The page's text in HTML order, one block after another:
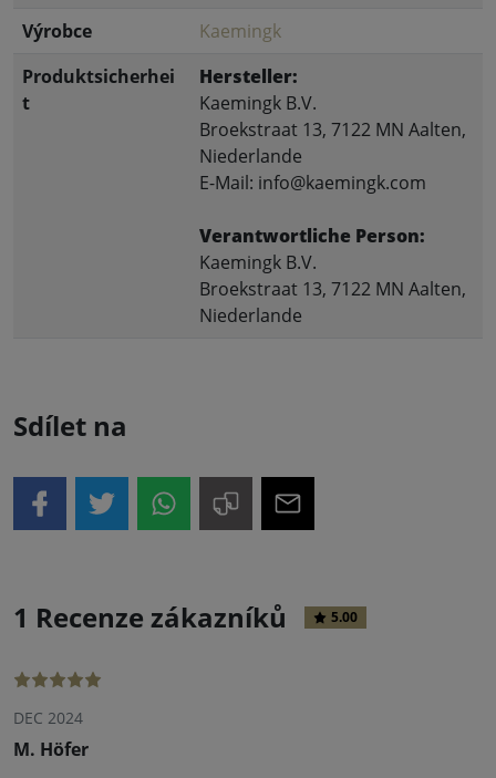
Výrobce
Kaemingk
Produktsicherhei
t
Hersteller:
Kaemingk B.V.
Broekstraat 13, 7122 MN Aalten,
Niederlande
E-Mail: info@kaemingk.com
Verantwortliche Person:
Kaemingk B.V.
Broekstraat 13, 7122 MN Aalten,
Niederlande
Sdílet na
1 Recenze zákazníků 5.00
DEC 2024
M. Höfer